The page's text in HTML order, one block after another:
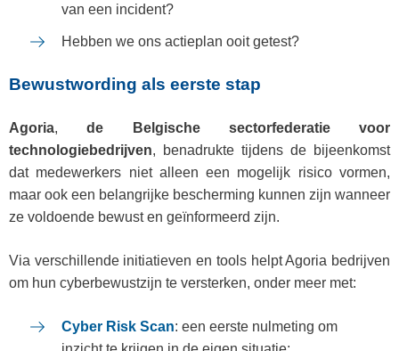
van een incident?
Hebben we ons actieplan ooit getest?
Bewustwording als eerste stap
Agoria,de Belgische sectorfederatie voor
technologiebedrijven, benadrukte tijdens de bijeenkomst
dat medewerkers niet alleen een mogelijk risico vormen,
maar ook een belangrijke bescherming kunnen zijn wanneer
ze voldoende bewust en geïnformeerd zijn.
Via verschillende initiatieven en tools helpt Agoria bedrijven
om hun cyberbewustzijn te versterken, onder meer met:
Cyber Risk Scan: een eerste nulmeting om